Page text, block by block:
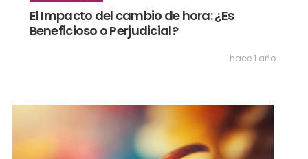
El Impacto del cambio de hora: ¿Es
Beneficioso o Perjudicial?
hace 1 año